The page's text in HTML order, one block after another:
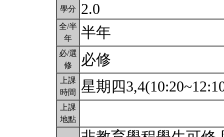
學分 2.0
全/半
年
半年
必/選
修
必修
上課
時間
星期四
上課
地點